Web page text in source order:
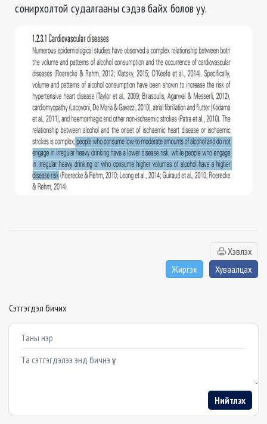
сонирхолтой судалгааны сэдэв байх болов уу.
Хэвлэх
Жиргэх
Хуваалцах
Сэтгэгдэл бичих
Example textarea
Нийтлэх